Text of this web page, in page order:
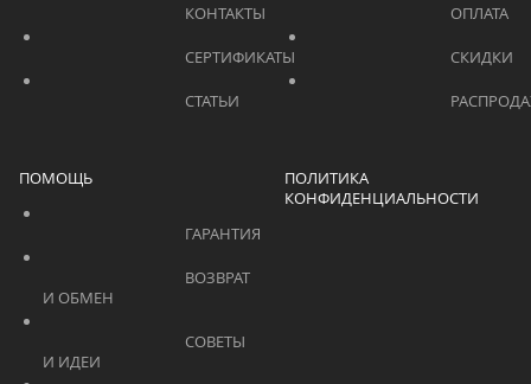
ПОМОЩЬ
ПОЛИТИКА
КОНФИДЕНЦИАЛЬНОСТИ